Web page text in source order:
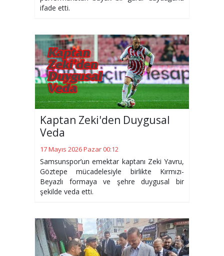
ifade etti.
Kaptan Zeki'den Duygusal
Veda
17 Mayıs 2026 Pazar 00:12
Samsunspor’un emektar kaptanı Zeki Yavru,
Göztepe mücadelesiyle birlikte Kırmızı-
Beyazlı formaya ve şehre duygusal bir
şekilde veda etti.